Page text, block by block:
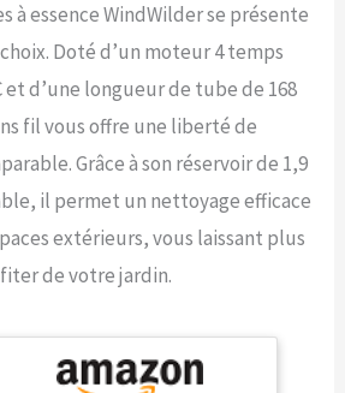
à essence WindWilder se présente
Doté d’un moteur 4 temps
et d’une longueur de tube de 168
fil vous offre une liberté de
Grâce à son réservoir de 1,9
il permet un nettoyage efficace
extérieurs, vous laissant plus
de votre jardin.